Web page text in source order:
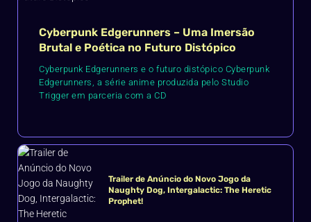
Cyberpunk Edgerunners – Uma Imersão
Brutal e Poética no Futuro Distópico
Cyberpunk Edgerunners e o futuro distópico Cyberpunk
Edgerunners, a série anime produzida pelo Studio
Trigger em parceria com a CD
Trailer de Anúncio do Novo Jogo da
Naughty Dog, Intergalactic: The Heretic
Prophet!